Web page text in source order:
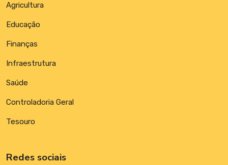
Agricultura
Educação
Finanças
Infraestrutura
Saúde
Controladoria Geral
Tesouro
Redes sociais